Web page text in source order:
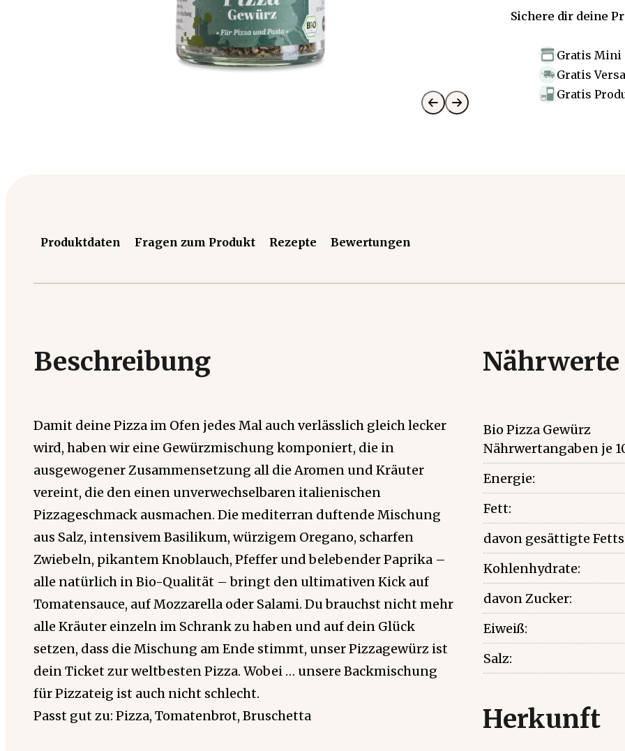
Sichere dir deine
Gratis Mini
Gratis
Gratis
Produktdaten Fragen zum Produkt Rezepte Bewertungen
Beschreibung
Damit deine Pizza im Ofen jedes Mal auch verlässlich gleich lecker
wird, haben wir eine Gewürzmischung komponiert, die in
ausgewogener Zusammensetzung all die Aromen und Kräuter
vereint, die den einen unverwechselbaren italienischen
Pizzageschmack ausmachen. Die mediterran duftende Mischung
aus Salz, intensivem Basilikum, würzigem Oregano, scharfen
Zwiebeln, pikantem Knoblauch, Pfeffer und belebender Paprika –
alle natürlich in Bio-Qualität – bringt den ultimativen Kick auf
Tomatensauce, auf Mozzarella oder Salami. Du brauchst nicht mehr
alle Kräuter einzeln im Schrank zu haben und auf dein Glück
setzen, dass die Mischung am Ende stimmt, unser Pizzagewürz ist
dein Ticket zur weltbesten Pizza. Wobei … unsere Backmischung
für Pizzateig ist auch nicht schlecht.
Passt gut zu: Pizza, Tomatenbrot, Bruschetta
Nährwerte
Bio Pizza Gewürz
Nährwertangaben je
Energie:
Fett:
davon gesättigte
Kohlenhydrate:
davon Zucker:
Eiweiß:
Salz:
Herkunft